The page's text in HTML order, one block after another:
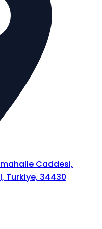
Caddesi,
Turkiye, 34430